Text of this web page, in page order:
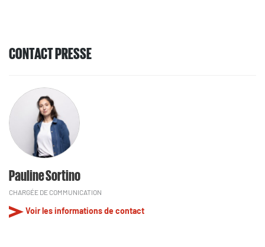
CONTACT PRESSE
Pauline Sortino
CHARGÉE DE COMMUNICATION
Voir les informations de contact